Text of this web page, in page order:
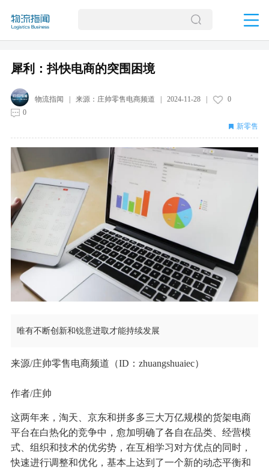
犀利：抖快电商的突围困境
物流指闻 | 来源： 庄帅零售电商频道 2024-11-28|
0
0
新零售
唯有不断创新和锐意进取才能持续发展
来源/庄帅零售电商频道（ID：zhuangshuaiec）
作者/庄帅
这两年来，淘天、京东和拼多多三大万亿规模的货架电商
平台在白热化的竞争中，愈加明确了各自在品类、经营模
式、组织和技术的优劣势，在互相学习对方优点的同时，
快速进行调整和优化，基本上达到了一个新的动态平衡和